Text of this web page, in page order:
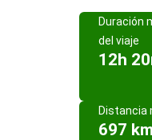
Duración
del viaje
12h
Distancia
697 km